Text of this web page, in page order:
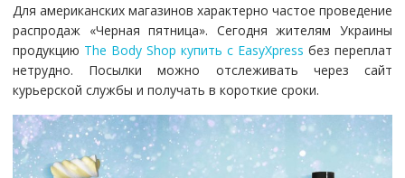
Для американских магазинов характерно частое проведение
распродаж «Черная пятница». Сегодня жителям Украины
продукцию The Body Shop купить с EasyXpress без переплат
нетрудно. Посылки можно отслеживать через сайт
курьерской службы и получать в короткие сроки.